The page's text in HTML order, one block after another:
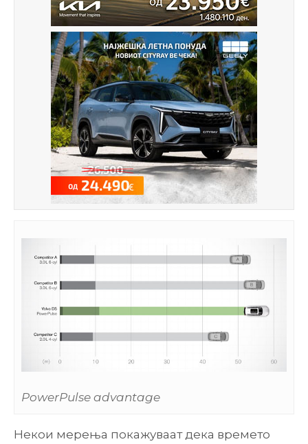
PowerPulse advantage
Некои мерења покажуваат дека времето